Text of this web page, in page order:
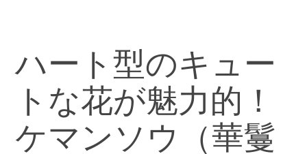
ハート型のキュー
トな花が魅力的！
ケマンソウ（華鬘